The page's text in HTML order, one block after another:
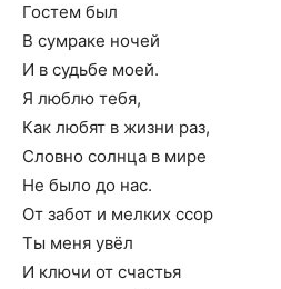
Гостем был
В сумраке ночей
И в судьбе моей.
Я люблю тебя,
Как любят в жизни раз,
Словно солнца в мире
Не было до нас.
От забот и мелких ссор
Ты меня увёл
И ключи от счастья